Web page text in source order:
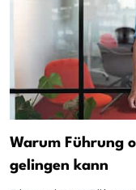
Warum Führung
gelingen kann